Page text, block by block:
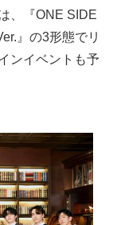
、『ONE SIDE
』の3形態でリ
ンイベントも予